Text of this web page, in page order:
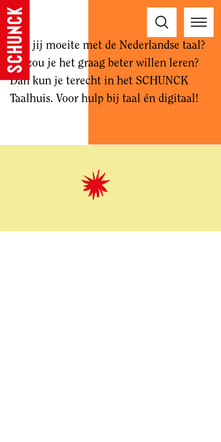
Heb jij moeite met de Nederlandse taal?
En zou je het graag beter willen leren?
Dan kun je terecht in het SCHUNCK
Taalhuis. Voor hulp bij taal én digitaal!